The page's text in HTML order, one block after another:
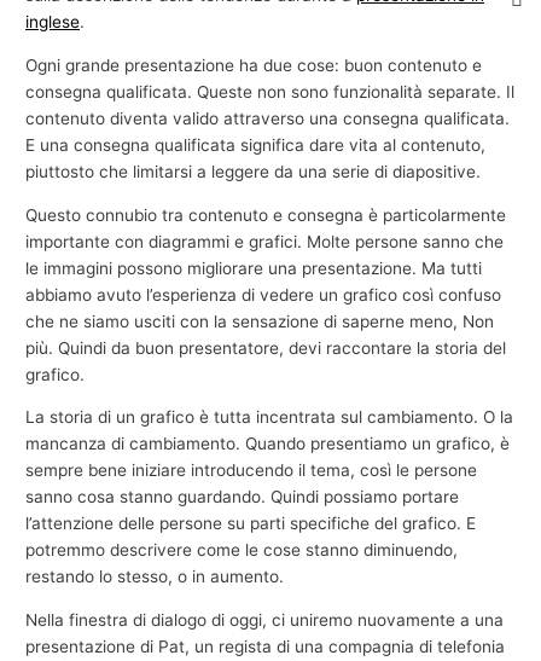
inglese.
Ogni grande presentazione ha due cose: buon contenuto e
consegna qualificata. Queste non sono funzionalità separate. Il
contenuto diventa valido attraverso una consegna qualificata.
E una consegna qualificata significa dare vita al contenuto,
piuttosto che limitarsi a leggere da una serie di diapositive.
Questo connubio tra contenuto e consegna è particolarmente
importante con diagrammi e grafici. Molte persone sanno che
le immagini possono migliorare una presentazione. Ma tutti
abbiamo avuto l’esperienza di vedere un grafico così confuso
che ne siamo usciti con la sensazione di saperne meno, Non
più. Quindi da buon presentatore, devi raccontare la storia del
grafico.
La storia di un grafico è tutta incentrata sul cambiamento. O la
mancanza di cambiamento. Quando presentiamo un grafico, è
sempre bene iniziare introducendo il tema, così le persone
sanno cosa stanno guardando. Quindi possiamo portare
l’attenzione delle persone su parti specifiche del grafico. E
potremmo descrivere come le cose stanno diminuendo,
restando lo stesso, o in aumento.
Nella finestra di dialogo di oggi, ci uniremo nuovamente a una
presentazione di Pat, un regista di una compagnia di telefonia